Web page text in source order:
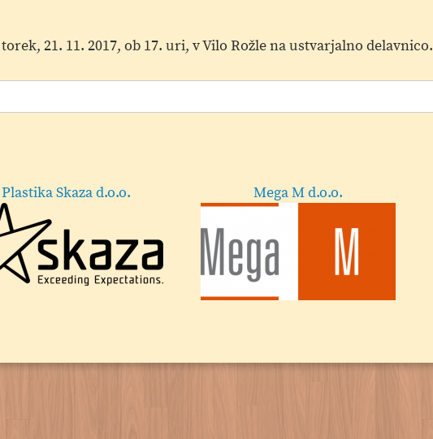
21. 11. 2017, ob 17. uri, v Vilo Rožle na ustvarjalno delavnico.
Plastika Skaza d.o.o. Mega M d.o.o.